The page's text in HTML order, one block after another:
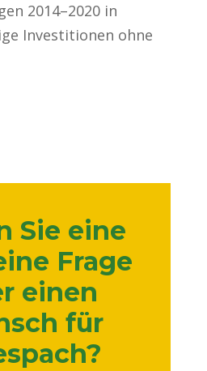
2014–2020 in
Investitionen ohne
Sie eine
Frage
einen
für